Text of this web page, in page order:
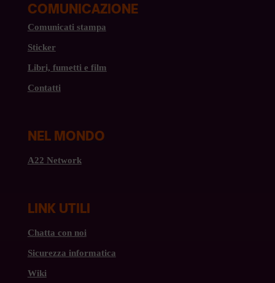
COMUNICAZIONE
Comunicati stampa
Sticker
Libri, fumetti e film
Contatti
NEL MONDO
A22 Network
LINK UTILI
Chatta con noi
Sicurezza informatica
Wiki